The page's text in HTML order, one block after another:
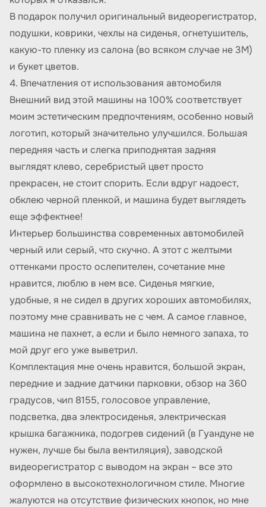
В подарок получил оригинальный видеорегистратор,
подушки, коврики, чехлы на сиденья, огнетушитель,
какую-то пленку из салона (во всяком случае не 3M)
и букет цветов.
4. Впечатления от использования автомобиля
Внешний вид этой машины на 100% соответствует
моим эстетическим предпочтениям, особенно новый
логотип, который значительно улучшился. Большая
передняя часть и слегка приподнятая задняя
выглядят клево, серебристый цвет просто
прекрасен, не стоит спорить. Если вдруг надоест,
обклею черной пленкой, и машина будет выглядеть
еще эффектнее!
Интерьер большинства современных автомобилей
черный или серый, что скучно. А этот с желтыми
оттенками просто ослепителен, сочетание мне
нравится, люблю в нем все. Сиденья мягкие,
удобные, я не сидел в других хороших автомобилях,
поэтому мне сравнивать не с чем. А самое главное,
машина не пахнет, а если и было немного запаха, то
мой друг его уже выветрил.
Комплектация мне очень нравится, большой экран,
передние и задние датчики парковки, обзор на 360
градусов, чип 8155, голосовое управление,
подсветка, два электросиденья, электрическая
крышка багажника, подогрев сидений (в Гуандуне не
нужен, лучше бы была вентиляция), заводской
видеорегистратор с выводом на экран – все это
оформлено в высокотехнологичном стиле. Многие
жалуются на отсутствие физических кнопок, но мне